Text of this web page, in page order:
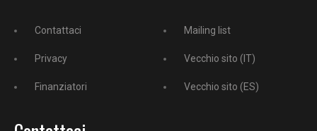
Contattaci
Privacy
Finanziatori
Mailing list
Vecchio sito (IT)
Vecchio sito (ES)